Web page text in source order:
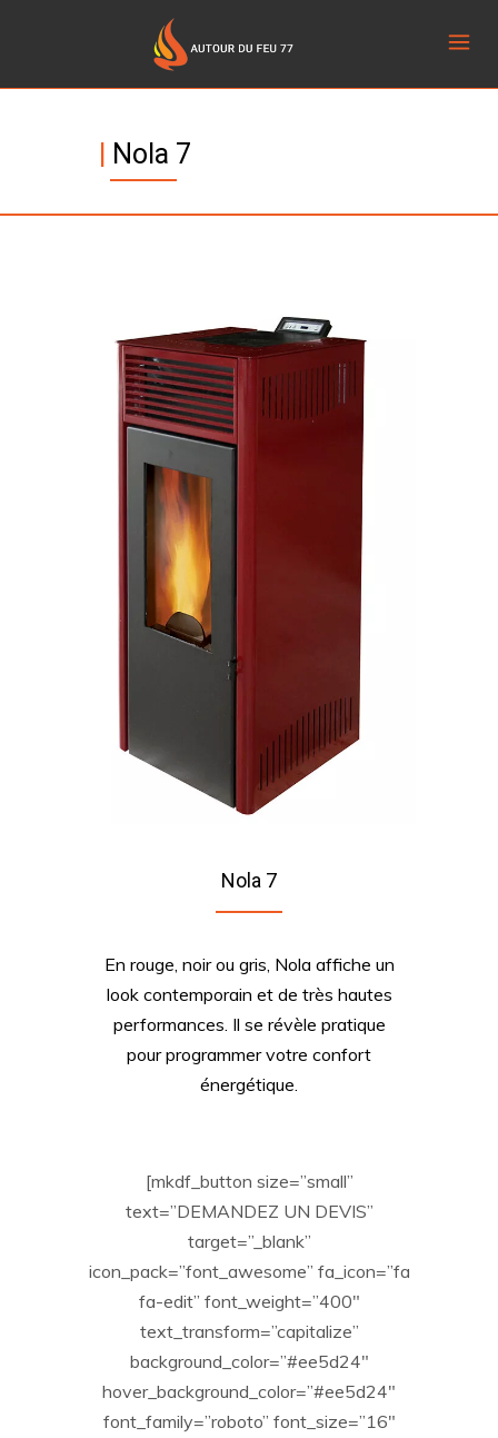
Nola 7
Nola 7
En rouge, noir ou gris, Nola affiche un
look contemporain et de très hautes
performances. Il se révèle pratique
pour programmer votre confort
énergétique.
[mkdf_button size=”small”
text=”DEMANDEZ UN DEVIS”
target=”_blank”
icon_pack=”font_awesome” fa_icon=”fa
fa-edit” font_weight=”400″
text_transform=”capitalize”
background_color=”#ee5d24″
hover_background_color=”#ee5d24″
font_family=”roboto” font_size=”16″